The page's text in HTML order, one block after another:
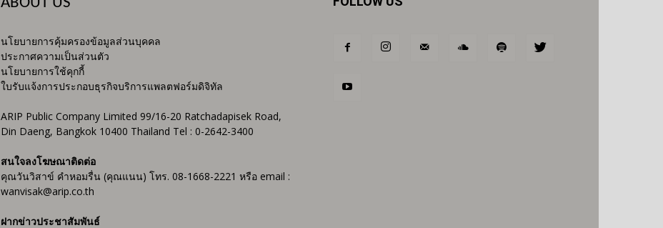
นโยบายการคุ้มครองข้อมูลส่วนบุคคล
ประกาศความเป็นส่วนตัว
นโยบายการใช้คุกกี้
ใบรับแจ้งการประกอบธุรกิจบริการแพลตฟอร์มดิจิทัล
ARIP Public Company Limited 99/16-20 Ratchadapisek Road,
Din Daeng, Bangkok 10400 Thailand Tel : 0-2642-3400
สนใจลงโฆษณาติดต่อ
คุณวันวิสาข์ คำหอมรื่น (คุณแนน) โทร. 08-1668-2221 หรือ email :
wanvisak@arip.co.th
ฝากข่าวประชาสัมพันธ์